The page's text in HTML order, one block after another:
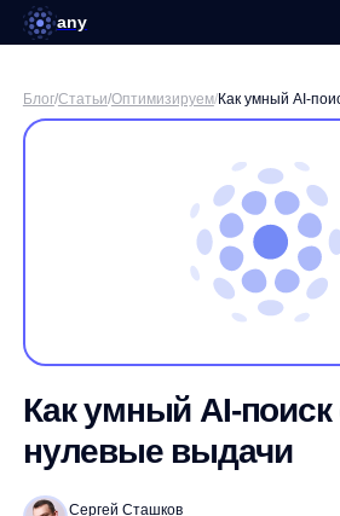
any
Как умный AI-поиск
выдачи
Сергей Сташков
CMO Any
3 минуты